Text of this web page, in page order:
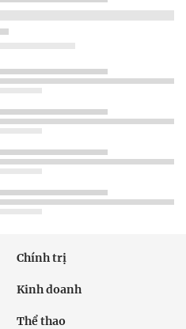
Chính trị
Kinh doanh
Thể thao